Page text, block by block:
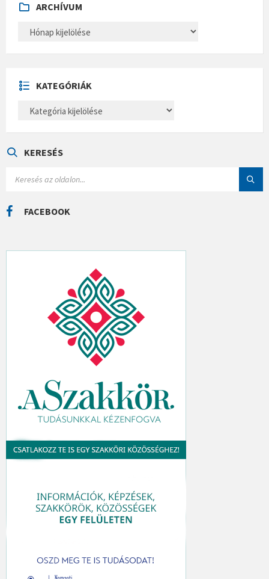
ARCHÍVUM
H
U
M
KATEGÓRIÁK
E
Á
KERESÉS
C
H
FACEBOOK